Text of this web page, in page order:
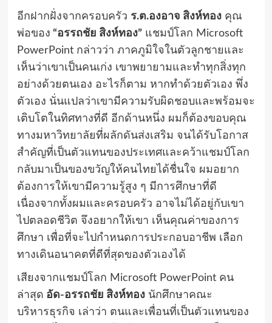
อีกฝากฝั่งจากครอบครัว ร.ต.องอาจ สิงห์ทองคุณ
พ่อของ “อรรถชัย สิงห์ทอง”แชมป์โลก Microsoft
PowerPoint กล่าวว่า ภาคภูมิใจในตัวลูกชายและ
เห็นว่าเขาเป็นคนเก่ง เขาพยายามและทำทุกสิ่งทุก
อย่างด้วยตนเอง อะไรก็ตาม หากทำด้วยตัวเอง พึ่ง
ตัวเอง นั่นแปลว่าเขามีความรับผิดชอบและพร้อมจะ
เติบโตในทิศทางที่ดี อีกด้านหนึ่ง ผมก็ต้องขอบคุณ
ทางมหาวิทยาลัยที่ผลักดันส่งเสริม จนได้รับโอกาส
สำคัญที่เป็นตัวแทนของประเทศและคว้าแชมป์โลก
กลับมาเป็นของขวัญให้คนไทยได้ชื่นใจ ผมอยาก
ต้องการให้เขามีความรู้สูง ๆ มีการศึกษาที่ดี
เนื่องจากทั้งผมและครอบครัว อาจไม่ได้อยู่กับเขา
ไปตลอดชีวิต จึงอยากให้เขา เห็นคุณค่าของการ
ศึกษา เพื่อที่จะไปกำหนดการประกอบอาชีพ เลือก
ทางเดินอนาคตที่ดีที่สุดของตัวเองได้
เสียงจากแชมป์โลก Microsoft PowerPoint คน
ล่าสุด อัด-อรรถชัย สิงห์ทองนักศึกษาคณะ
บริหารธุรกิจ เล่าว่า ตนและเพื่อนที่เป็นตัวแทนของ